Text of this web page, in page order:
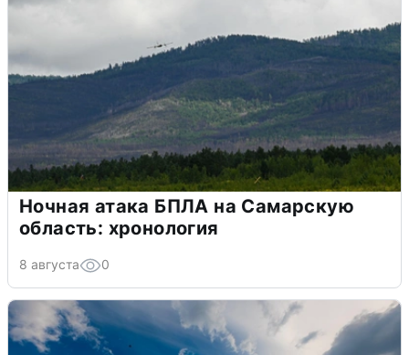
Ночная атака БПЛА на Самарскую
область: хронология
8 августа 0